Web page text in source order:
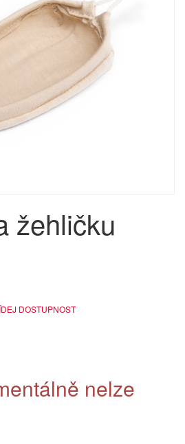
žehličku
DOSTUPNOST
nelze